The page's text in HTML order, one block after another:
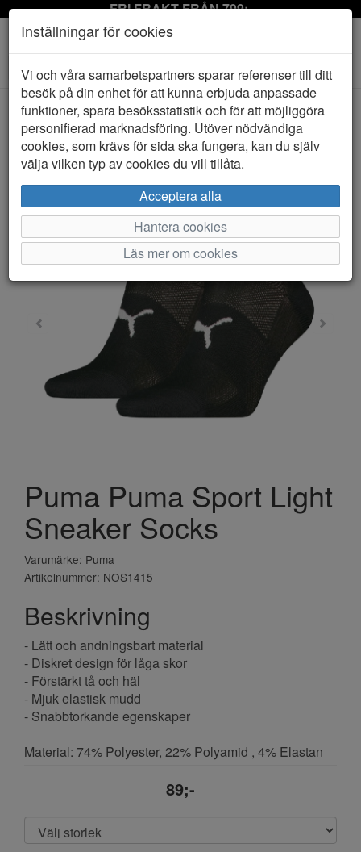
FRI FRAKT FRÅN 799:-
Toggle
navigation
HEM PUMA
Puma Puma Sport Light
Sneaker Socks
Varumärke: Puma
Artikelnummer: NOS1415
Beskrivning
- Lätt och andningsbart material
- Diskret design för låga skor
- Förstärkt tå och häl
- Mjuk elastisk mudd
- Snabbtorkande egenskaper
Material: 74% Polyester, 22% Polyamid , 4% Elastan
89;-
Inställningar för cookies
Vi och våra samarbetspartners sparar referenser till ditt
besök på din enhet för att kunna erbjuda anpassade
funktioner, spara besöksstatistik och för att möjliggöra
personifierad marknadsföring. Utöver nödvändiga
cookies, som krävs för sida ska fungera, kan du själv
välja vilken typ av cookies du vill tillåta.
Acceptera alla
Hantera cookies
Läs mer om cookies